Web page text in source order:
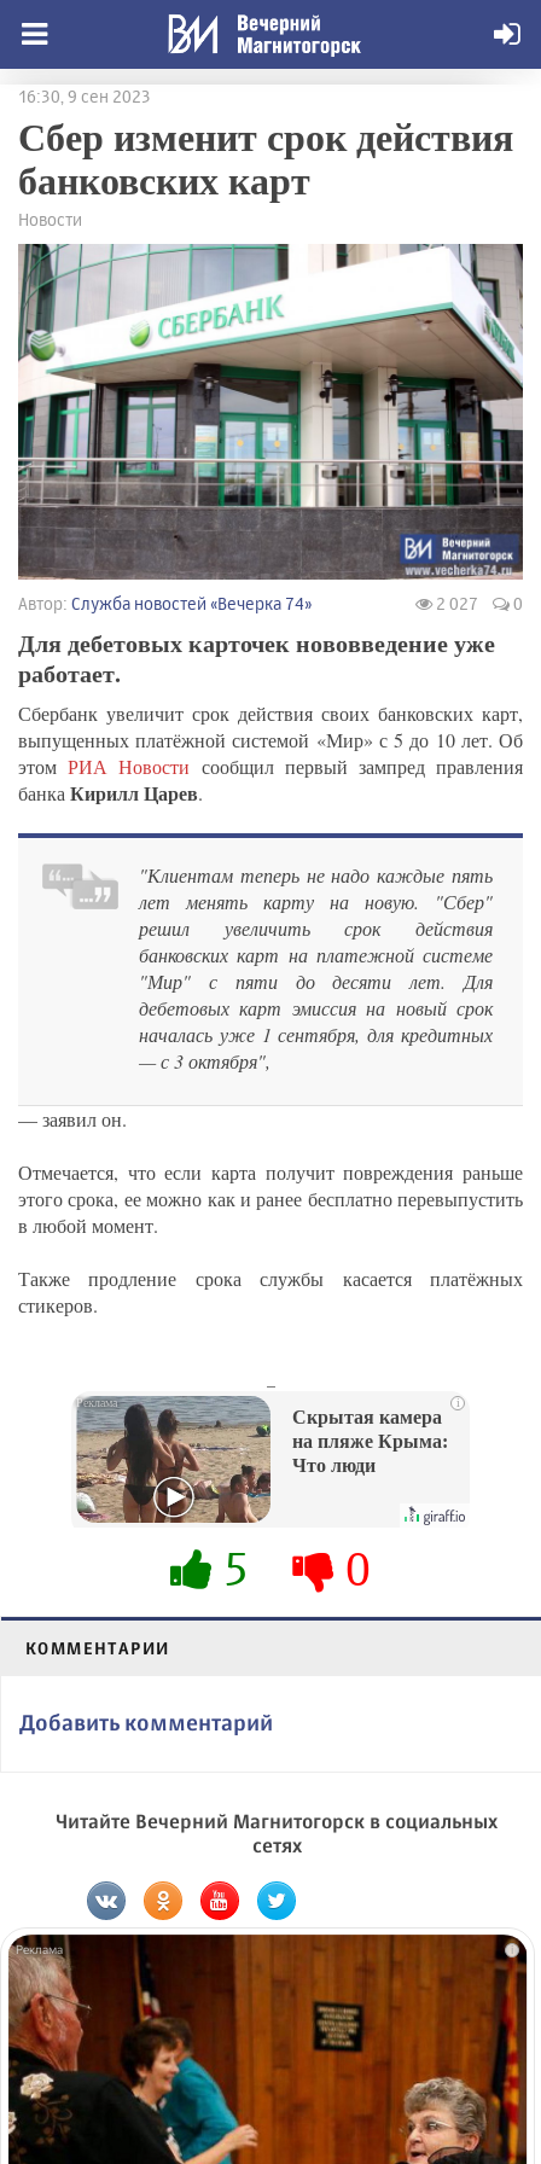
16:30, 9 сен 2023
Сбер изменит срок действия
банковских карт
Новости
Автор: Служба новостей «Вечерка 74» 2 027 0
Для дебетовых карточек нововведение уже
работает.
Сбербанк увеличит срок действия своих банковских карт,
выпущенных платёжной системой «Мир» с 5 до 10 лет. Об
этомРИА Новости сообщил первый зампред правления
банкаКирилл Царев.
"Клиентам теперь не надо каждые пять
лет менять карту на новую. "Сбер"
решил увеличить срок действия
банковских карт на платежной системе
"Мир" с пяти до десяти лет. Для
дебетовых карт эмиссия на новый срок
началась уже 1 сентября, для кредитных
— с 3 октября",
— заявил он.
Отмечается, что если карта получит повреждения раньше
этого срока, ее можно как и ранее бесплатно перевыпустить
в любой момент.
Также продление срока службы касается платёжных
стикеров.
i
Скрытая камера
на пляже Крыма:
Что люди
их не видят...
5 0
КОММЕНТАРИИ
Добавить комментарий
Читайте Вечерний Магнитогорск в социальных
сетях
i